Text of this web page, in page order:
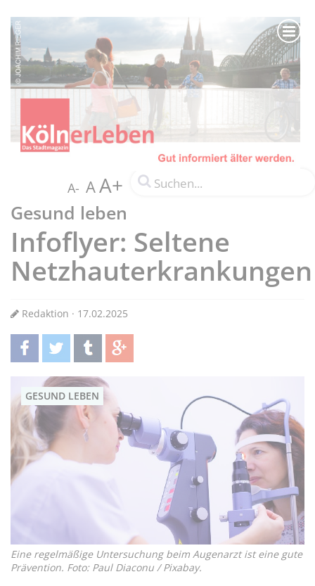
A- AA+
Gesund leben
Infoflyer: Seltene
Netzhauterkrankungen
Redaktion · 17.02.2025
twittern teilen teilen
GESUND LEBEN
Eine regelmäßige Untersuchung beim Augenarzt ist eine gute
Prävention. Foto: Paul Diaconu / Pixabay.